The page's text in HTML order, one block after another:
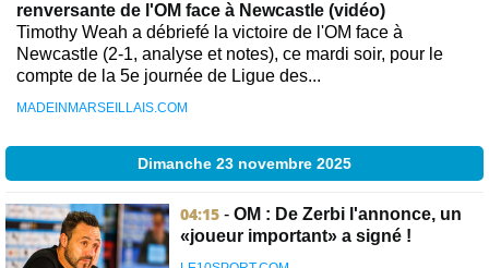
renversante de l'OM face à Newcastle (vidéo)
Timothy Weah a débriefé la victoire de l'OM face à
Newcastle (2-1, analyse et notes), ce mardi soir, pour le
compte de la 5e journée de Ligue des...
MADEINMARSEILLAIS.COM
Dimanche 23 novembre 2025
04:15 - OM : De Zerbi l'annonce, un
«joueur important» a signé !